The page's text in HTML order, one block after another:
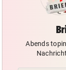
Abends